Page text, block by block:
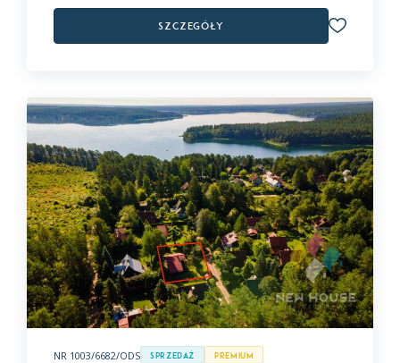
Szczegóły
NR 1003/6682/ODS Sprzedaż premium